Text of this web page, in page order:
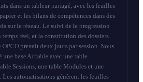
dans un tableur partagé, avec les feuilles
et les bilans de compétences dans des
sur le réseau. Le suivi de la progression
réel, et la constitution des dossiers
OPCO prenait deux jours par session. Nous
une base Airtable avec une table
Sessions, une table Modules et une
Les automatisations génèrent les feuilles